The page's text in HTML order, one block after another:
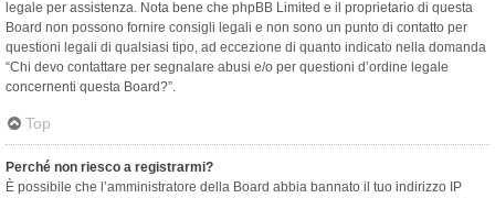
legale per assistenza. Nota bene che phpBB Limited e il proprietario di questa
Board non possono fornire consigli legali e non sono un punto di contatto per
questioni legali di qualsiasi tipo, ad eccezione di quanto indicato nella domanda
“Chi devo contattare per segnalare abusi e/o per questioni d’ordine legale
concernenti questa Board?”.
Top
Perché non riesco a registrarmi?
È possibile che l’amministratore della Board abbia bannato il tuo indirizzo IP